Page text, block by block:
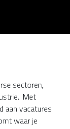
sectoren,
Met
aan vacatures
waar je